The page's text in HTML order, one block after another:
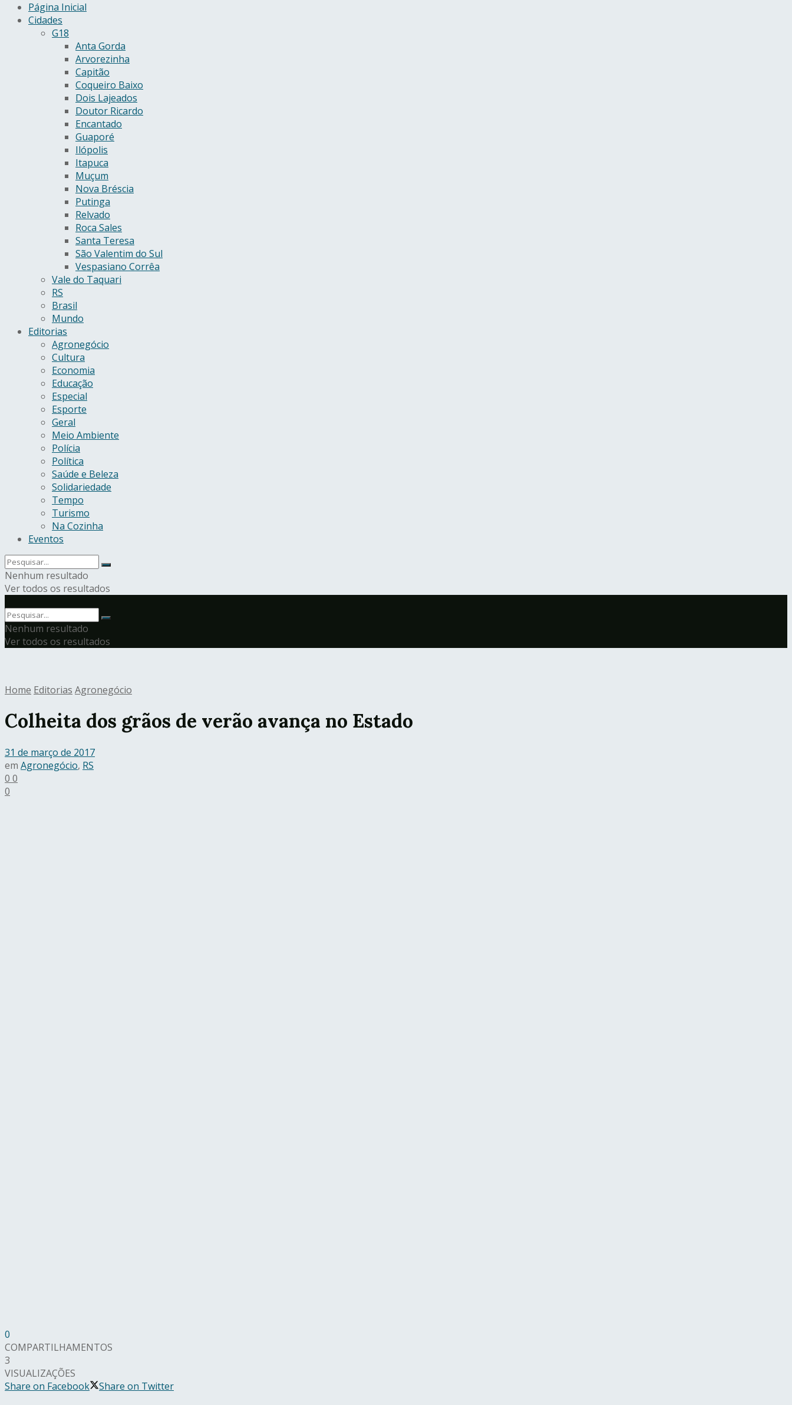
Página Inicial
Cidades
G18
Anta Gorda
Arvorezinha
Capitão
Coqueiro Baixo
Dois Lajeados
Doutor Ricardo
Encantado
Guaporé
Ilópolis
Itapuca
Muçum
Nova Bréscia
Putinga
Relvado
Roca Sales
Santa Teresa
São Valentim do Sul
Vespasiano Corrêa
Vale do Taquari
RS
Brasil
Mundo
Editorias
Agronegócio
Cultura
Economia
Educação
Especial
Esporte
Geral
Meio Ambiente
Polícia
Política
Saúde e Beleza
Solidariedade
Tempo
Turismo
Na Cozinha
Eventos
Nenhum resultado
Ver todos os resultados
Nenhum resultado
Ver todos os resultados
Home Editorias Agronegócio
Colheita dos grãos de verão avança no Estado
31 de março de 2017
em Agronegócio, RS
0 0
0
0
COMPARTILHAMENTOS
3
VISUALIZAÇÕES
Share on Facebook
Share on Twitter